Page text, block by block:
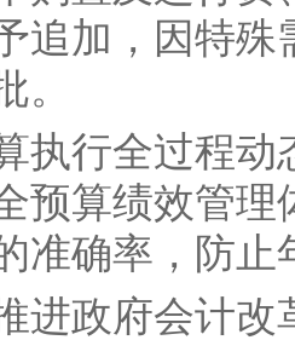
追加，因特
。
行全过程动
预算绩效管
准确率，防
政府会计改